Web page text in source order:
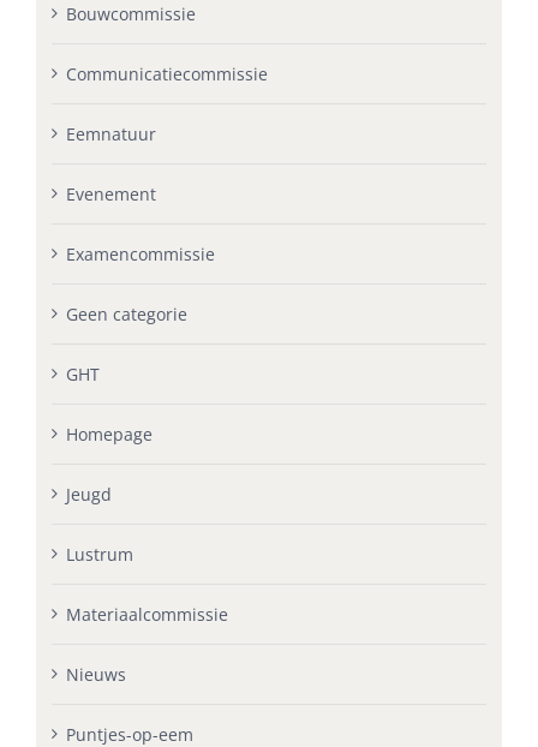
Bouwcommissie
Communicatiecommissie
Eemnatuur
Evenement
Examencommissie
Geen categorie
GHT
Homepage
Jeugd
Lustrum
Materiaalcommissie
Nieuws
Puntjes-op-eem